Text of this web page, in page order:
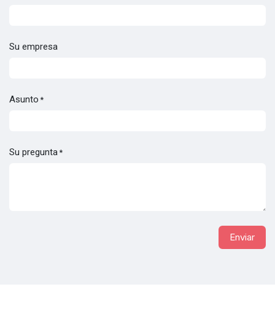
Su empresa
Asunto *
Su pregunta*
Enviar